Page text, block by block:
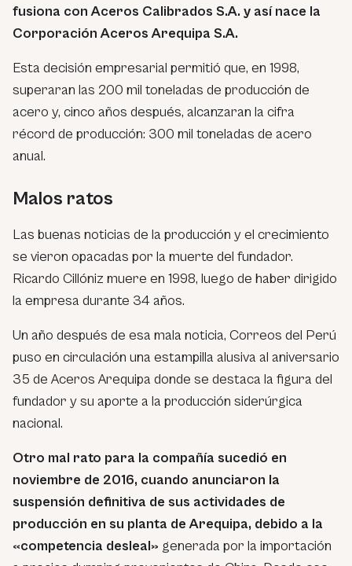
fusiona con Aceros Calibrados S.A. y así nace la
Corporación Aceros Arequipa S.A.
Esta decisión empresarial permitió que, en 1998,
superaran las 200 mil toneladas de producción de
acero y, cinco años después, alcanzaran la cifra
récord de producción: 300 mil toneladas de acero
anual.
Malos ratos
Las buenas noticias de la producción y el crecimiento
se vieron opacadas por la muerte del fundador.
Ricardo Cillóniz muere en 1998, luego de haber dirigido
la empresa durante 34 años.
Un año después de esa mala noticia, Correos del Perú
puso en circulación una estampilla alusiva al aniversario
35 de Aceros Arequipa donde se destaca la figura del
fundador y su aporte a la producción siderúrgica
nacional.
Otro mal rato para la compañía sucedió en
noviembre de 2016, cuando anunciaron la
suspensión definitiva de sus actividades de
producción en su planta de Arequipa, debido a la
«competencia desleal» generada por la importación